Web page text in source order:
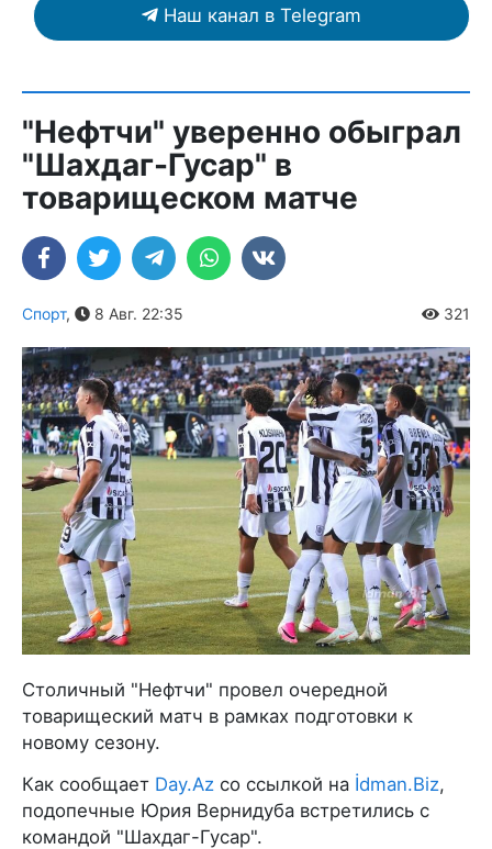
Наш канал в Telegram
"Нефтчи" уверенно обыграл
"Шахдаг-Гусар" в
товарищеском матче
Спорт, 8 Авг. 22:35 321
Столичный "Нефтчи" провел очередной
товарищеский матч в рамках подготовки к
новому сезону.
Как сообщает Day.Az со ссылкой на İdman.Biz,
подопечные Юрия Вернидуба встретились с
командой "Шахдаг-Гусар".